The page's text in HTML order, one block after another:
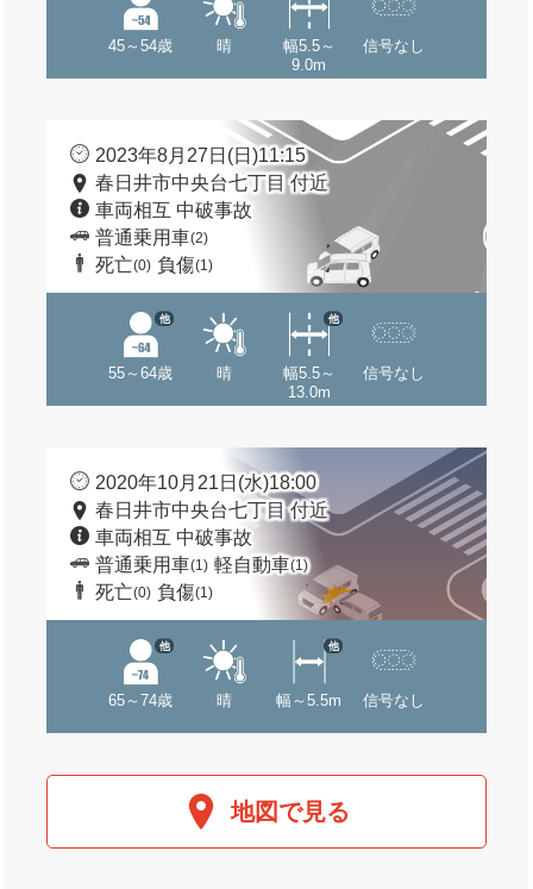
45～54歳 晴
幅5.5～
9.0m
信号なし
2023年8月27日(日)11:15
春日井市中央台七丁目 付近
車両相互 中破事故
普通乗用車(2)
死亡(0) 負傷(1)
55～64歳
他
晴
幅5.5～
13.0m
他
信号なし
2020年10月21日(水)18:00
春日井市中央台七丁目 付近
車両相互 中破事故
普通乗用車(1) 軽自動車(1)
死亡(0) 負傷(1)
65～74歳
他
晴 幅～5.5m
他
信号なし
地図で見る